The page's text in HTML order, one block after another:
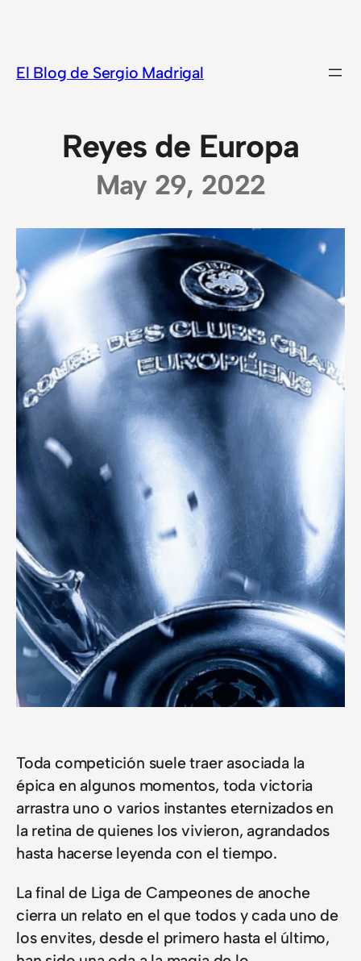
contenido
El Blog de Sergio Madrigal
Reyes de Europa
May 29, 2022
Toda competición suele traer asociada la
épica en algunos momentos, toda victoria
arrastra uno o varios instantes eternizados en
la retina de quienes los vivieron, agrandados
hasta hacerse leyenda con el tiempo.
La final de Liga de Campeones de anoche
cierra un relato en el que todos y cada uno de
los envites, desde el primero hasta el último,